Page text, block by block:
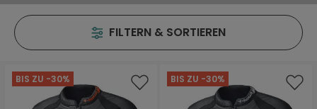
FILTERN & SORTIEREN
BIS ZU -30% BIS ZU -30%